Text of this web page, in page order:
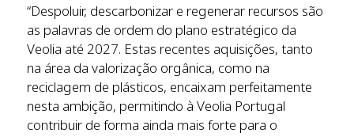
“Despoluir, descarbonizar e regenerar recursos são
as palavras de ordem do plano estratégico da
Veolia até 2027. Estas recentes aquisições, tanto
na área da valorização orgânica, como na
reciclagem de plásticos, encaixam perfeitamente
nesta ambição, permitindo à Veolia Portugal
contribuir de forma ainda mais forte para o